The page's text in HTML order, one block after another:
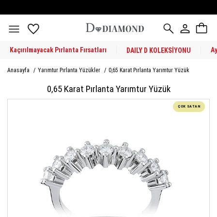
Kaçırılmayacak Pırlanta Fırsatları DAILY D KOLEKSİYONU
Anasayfa / Yarımtur Pırlanta Yüzükler / 0,65 Karat Pırlanta Yarımtur Yüzük
0,65 Karat Pırlanta Yarımtur Yüzük
ÇOK SATAN